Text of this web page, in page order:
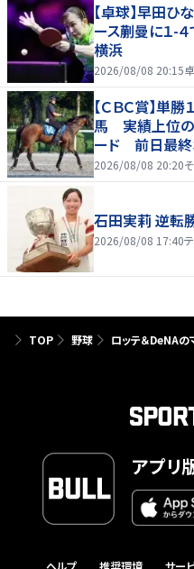
【卓球】早田
ース蒯曼に１-
横浜
2026/08/08 20:15
【ＣＢＣ賞】単
馬 実績上位の
ード 前日最終
2026/08/08 20:20
石田実莉 逆転
2026/08/08 17:40
TOP 野球 ロッテ＆DeNA
アプリ